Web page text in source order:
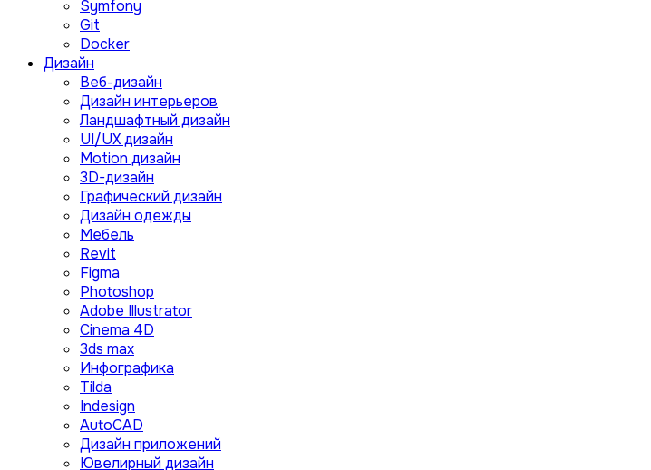
Symfony
Git
Docker
Дизайн
Веб-дизайн
Дизайн интерьеров
Ландшафтный дизайн
UI/UX дизайн
Motion дизайн
3D-дизайн
Графический дизайн
Дизайн одежды
Мебель
Revit
Figma
Photoshop
Adobe Illustrator
Сinema 4D
3ds max
Инфографика
Tilda
Indesign
AutoCAD
Дизайн приложений
Ювелирный дизайн